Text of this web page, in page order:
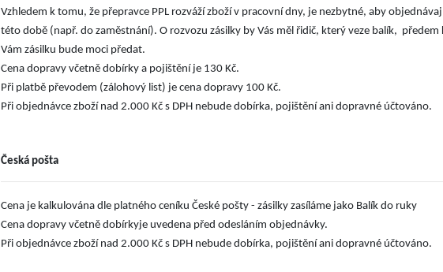
Vzhledem k tomu, že přepravce PPL rozváží zboží v pracovní dny, je nezbytné, aby
této době (např. do zaměstnání). O rozvozu zásilky by Vás měl řidič, který veze balík,
Vám zásilku bude moci předat.
Cena dopravy včetně dobírky a pojištění je 130 Kč.
Při platbě převodem (zálohový list) je cena dopravy 100 Kč.
Při objednávce zboží nad 2.000 Kč s DPH nebude dobírka, pojištění ani dopravné účtováno.
Česká pošta
Cena je kalkulována dle platného ceníku České pošty - zásilky zasíláme jako Balík do ruky
Cena dopravy včetně dobírkyje uvedena před odesláním objednávky.
Při objednávce zboží nad 2.000 Kč s DPH nebude dobírka, pojištění ani dopravné účtováno.